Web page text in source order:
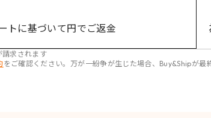
トに基づいて円でご返金
求されます
をご確認ください。万が一紛争が生じた場合、Buy&Shipが最